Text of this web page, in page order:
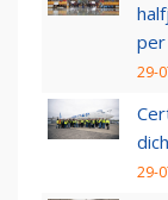
per
29-
29-